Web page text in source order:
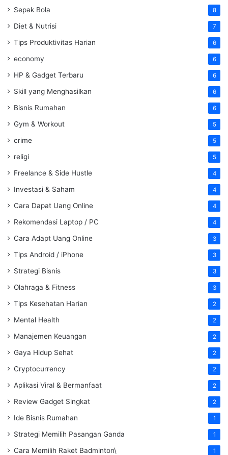
Sepak Bola 8
Diet & Nutrisi 7
Tips Produktivitas Harian 6
economy 6
HP & Gadget Terbaru 6
Skill yang Menghasilkan 6
Bisnis Rumahan 6
Gym & Workout 5
crime 5
religi 5
Freelance & Side Hustle 4
Investasi & Saham 4
Cara Dapat Uang Online 4
Rekomendasi Laptop / PC 4
Cara Adapt Uang Online 3
Tips Android / iPhone 3
Strategi Bisnis 3
Olahraga & Fitness 3
Tips Kesehatan Harian 2
Mental Health 2
Manajemen Keuangan 2
Gaya Hidup Sehat 2
Cryptocurrency 2
Aplikasi Viral & Bermanfaat 2
Review Gadget Singkat 2
Ide Bisnis Rumahan 1
Strategi Memilih Pasangan Ganda 1
Cara Memilih Raket Badminton\ 1